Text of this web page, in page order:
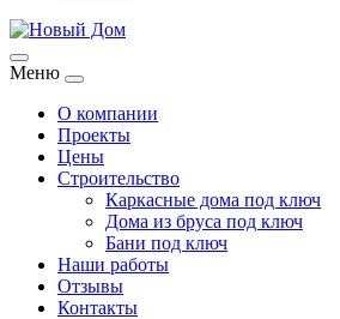
Меню
О компании
Проекты
Цены
Строительство
Каркасные дома под ключ
Дома из бруса под ключ
Бани под ключ
Наши работы
Отзывы
Контакты